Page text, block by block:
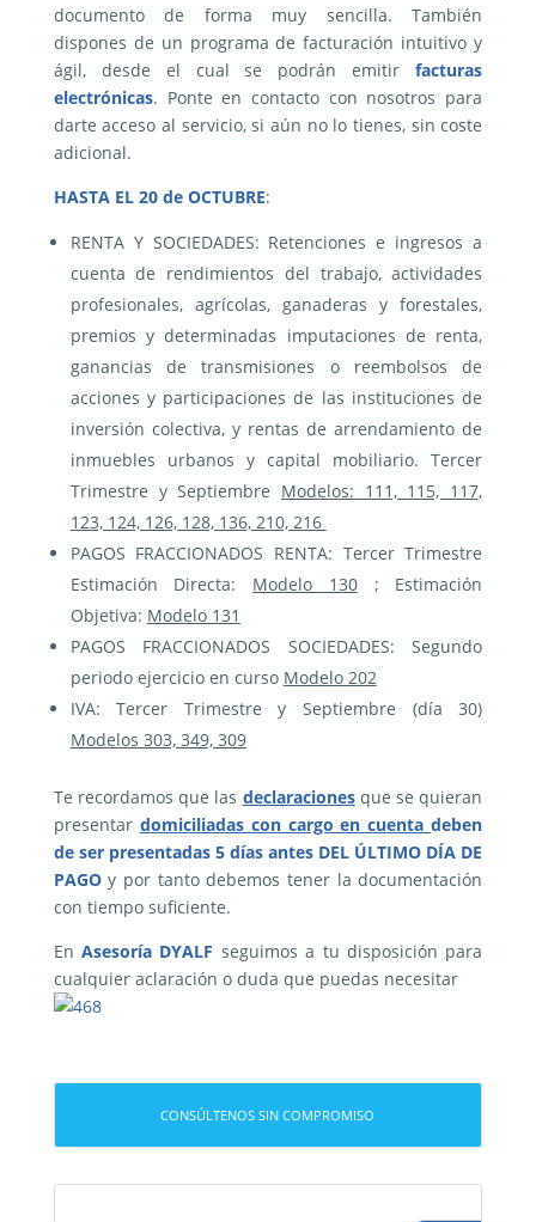
documento de forma muy sencilla. También
dispones de un programa de facturación intuitivo y
ágil, desde el cual se podrán emitirfacturas
electrónicas. Ponte en contacto con nosotros para
darte acceso al servicio, si aún no lo tienes, sin coste
adicional.
HASTA EL 20 de OCTUBRE:
RENTA Y SOCIEDADES: Retenciones e ingresos a
cuenta de rendimientos del trabajo, actividades
profesionales, agrícolas, ganaderas y forestales,
premios y determinadas imputaciones de renta,
ganancias de transmisiones o reembolsos de
acciones y participaciones de las instituciones de
inversión colectiva, y rentas de arrendamiento de
inmuebles urbanos y capital mobiliario. Tercer
Trimestre y Septiembre Modelos: 111, 115, 117,
123, 124, 126, 128, 136, 210, 216
PAGOS FRACCIONADOS RENTA: Tercer Trimestre
Estimación Directa: Modelo 130; Estimación
Objetiva: Modelo 131
PAGOS FRACCIONADOS SOCIEDADES: Segundo
periodo ejercicio en curso Modelo 202
IVA: Tercer Trimestre y Septiembre (día 30)
Modelos 303, 349, 309
Te recordamos que las declaracionesque se quieran
presentar domiciliadas con cargo en cuentadeben
de ser presentadas 5 días antes DEL ÚLTIMO DÍA DE
PAGOy por tanto debemos tener la documentación
con tiempo suficiente.
EnAsesoría DYALF seguimos a tu disposición para
cualquier aclaración o duda que puedas necesitar
CONSÚLTENOS SIN COMPROMISO